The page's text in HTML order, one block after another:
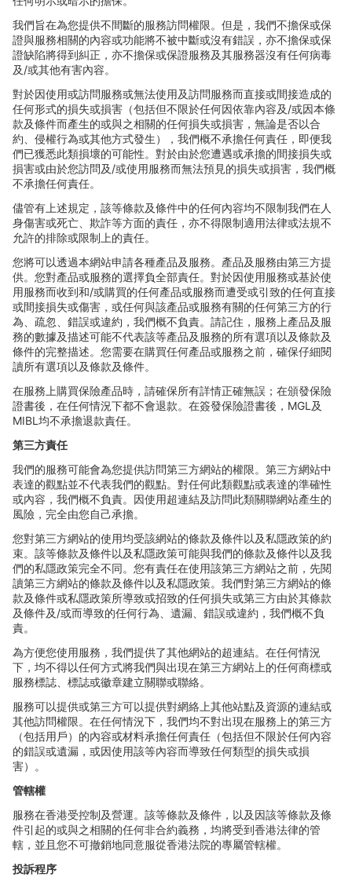
我們旨在為您提供不間斷的服務訪問權限。但是，我們不擔保或保
證與服務相關的內容或功能將不被中斷或沒有錯誤，亦不擔保或保
證缺陷將得到糾正，亦不擔保或保證服務及其服務器沒有任何病毒
及/或其他有害內容。
對於因使用或訪問服務或無法使用及訪問服務而直接或間接造成的
任何形式的損失或損害（包括但不限於任何因依靠內容及/或因本條
款及條件而產生的或與之相關的任何損失或損害，無論是否以合
約、侵權行為或其他方式發生），我們概不承擔任何責任，即便我
們已獲悉此類損壞的可能性。對於由於您遭遇或承擔的間接損失或
損害或由於您訪問及/或使用服務而無法預見的損失或損害，我們概
不承擔任何責任。
儘管有上述規定，該等條款及條件中的任何內容均不限制我們在人
身傷害或死亡、欺詐等方面的責任，亦不得限制適用法律或法規不
允許的排除或限制上的責任。
您將可以透過本網站申請各種產品及服務。產品及服務由第三方提
供。您對產品或服務的選擇負全部責任。對於因使用服務或基於使
用服務而收到和/或購買的任何產品或服務而遭受或引致的任何直接
或間接損失或傷害，或任何與該產品或服務有關的任何第三方的行
為、疏忽、錯誤或違約，我們概不負責。請記住，服務上產品及服
務的數據及描述可能不代表該等產品及服務的所有選項以及條款及
條件的完整描述。您需要在購買任何產品或服務之前，確保仔細閱
讀所有選項以及條款及條件。
在服務上購買保險產品時，請確保所有詳情正確無誤；在頒發保險
證書後，在任何情況下都不會退款。在簽發保險證書後， MGL 及
MIBL 均不承擔退款責任。
第三方責任
我們的服務可能會為您提供訪問第三方網站的權限。第三方網站中
表達的觀點並不代表我們的觀點。對任何此類觀點或表達的準確性
或內容，我們概不負責。因使用超連結及訪問此類關聯網站產生的
風險，完全由您自己承擔。
您對第三方網站的使用均受該網站的條款及條件以及私隱政策的約
束。該等條款及條件以及私隱政策可能與我們的條款及條件以及我
們的私隱政策完全不同。您有責任在使用該第三方網站之前，先閱
讀第三方網站的條款及條件以及私隱政策。我們對第三方網站的條
款及條件或私隱政策所導致或招致的任何損失或第三方由於其條款
及條件及/或而導致的任何行為、遺漏、錯誤或違約，我們概不負
責。
為方便您使用服務，我們提供了其他網站的超連結。在任何情況
下，均不得以任何方式將我們與出現在第三方網站上的任何商標或
服務標誌、標誌或徽章建立關聯或聯絡。
服務可以提供或第三方可以提供對網絡上其他站點及資源的連結或
其他訪問權限。在任何情況下，我們均不對出現在服務上的第三方
（包括用戶）的內容或材料承擔任何責任（包括但不限於任何內容
的錯誤或遺漏，或因使用該等內容而導致任何類型的損失或損
害）。
管轄權
服務在香港受控制及營運。該等條款及條件，以及因該等條款及條
件引起的或與之相關的任何非合約義務，均將受到香港法律的管
轄，並且您不可撤銷地同意服從香港法院的專屬管轄權。
投訴程序